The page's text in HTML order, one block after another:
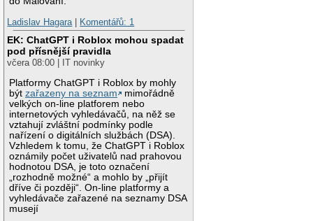
Ladislav Hagara
Komentářů: 1
EK: ChatGPT i Roblox mohou spadat
pod přísnější pravidla
včera 08:00 | IT novinky
Platformy ChatGPT i Roblox by mohly
býtzařazeny na seznam
mimořádně
velkých on-line platforem nebo
internetových vyhledávačů, na něž se
vztahují zvláštní podmínky podle
nařízení o digitálních službách (DSA).
Vzhledem k tomu, že ChatGPT i Roblox
oznámily počet uživatelů nad prahovou
hodnotou DSA, je toto označení
„rozhodně možné“ a mohlo by „přijít
dříve či později“. On-line platformy a
vyhledávače zařazené na seznamy DSA
musejí